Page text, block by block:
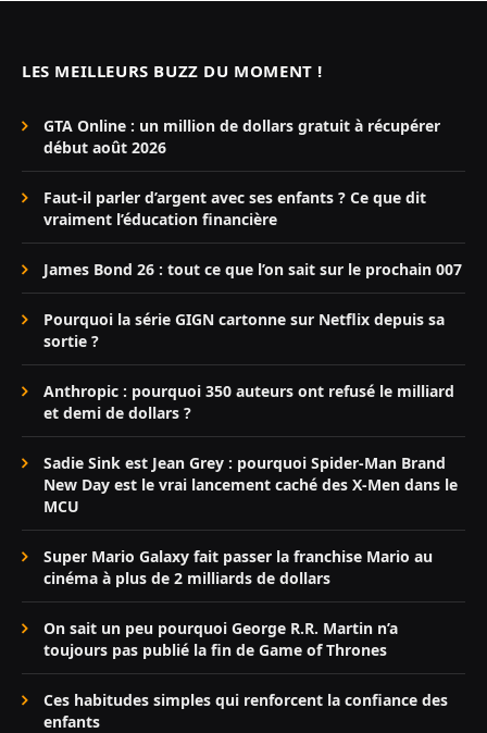
LES MEILLEURS BUZZ DU MOMENT !
GTA Online : un million de dollars gratuit à récupérer
début août 2026
Faut-il parler d’argent avec ses enfants ? Ce que dit
vraiment l’éducation financière
James Bond 26 : tout ce que l’on sait sur le prochain 007
Pourquoi la série GIGN cartonne sur Netflix depuis sa
sortie ?
Anthropic : pourquoi 350 auteurs ont refusé le milliard
et demi de dollars ?
Sadie Sink est Jean Grey : pourquoi Spider-Man Brand
New Day est le vrai lancement caché des X-Men dans le
MCU
Super Mario Galaxy fait passer la franchise Mario au
cinéma à plus de 2 milliards de dollars
On sait un peu pourquoi George R.R. Martin n’a
toujours pas publié la fin de Game of Thrones
Ces habitudes simples qui renforcent la confiance des
enfants